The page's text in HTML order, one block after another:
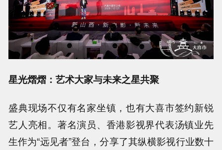
星光熠熠：艺术大家与未来之星共聚
盛典现场不仅有名家坐镇，也有大喜市签约新锐
艺人亮相。著名演员、香港影视界代表汤镇业先
生作为“远见者”登台，分享了其纵横影视行业数十